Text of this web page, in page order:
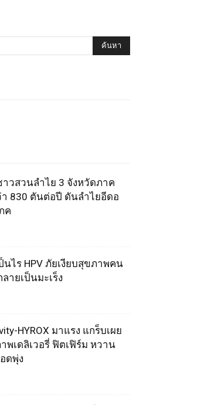
วสวนลำไย 3 จังหวัดภาค
830 ตันต่อปี ดันลำไยอีดอ
ค
นไร HPV ภัยเงียบสุขภาพคน
ายเป็นมะเร็ง
HYROX มาแรง แกร็บเผย
พเดลิเวอรี่ ฟิตเฟิร์ม หวาน
ดพุ่ง